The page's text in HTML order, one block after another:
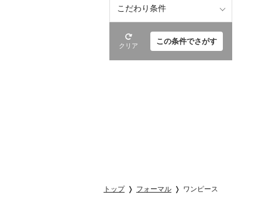
こだわり条件
クリア この条件でさがす
トップ フォーマル ワンピース